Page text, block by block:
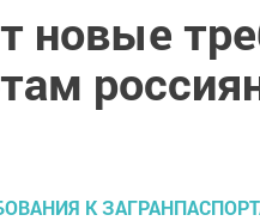
новые